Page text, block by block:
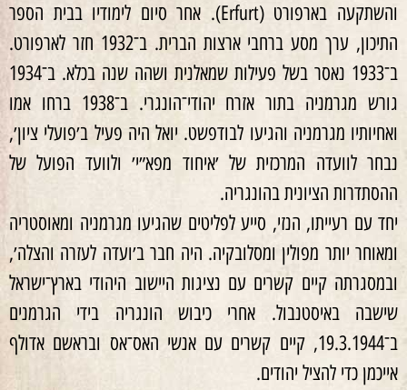
והשתקעה בארפורט (Erfurt). אחר סיום לימודיו בבית הספר
התיכון, ערך מסע ברחבי ארצות הברית. ב־1932 חזר לארפורט.
ב־1933 נאסר בשל פעילות שמאלנית ושהה שנה בכלא. ב־1934
גורש מגרמניה בתור אזרח יהודי־הונגרי. ב־1938 ברחו אמו
ואחיותיו מגרמניה והגיעו לבודפשט. יואל היה פעיל ב׳פועלי ציון׳,
נבחר לוועדה המרכזית של ׳איחוד מפא״י׳ ולוועד הפועל של
ההסתדרות הציונית בהונגריה.
יחד עם רעייתו, הנזי, סייע לפליטים שהגיעו מגרמניה ומאוסטריה
ומאוחר יותר מפולין ומסלובקיה. היה חבר ב׳ועדה לעזרה והצלה׳,
ובמסגרתה קיים קשרים עם נציגות היישוב היהודי בארץ־ישראל
שישבה באיסטנבול. אחרי כיבוש הונגריה בידי הגרמנים
ב־19.3.1944, קיים קשרים עם אנשי האס־אס ובראשם אדולף
אייכמן כדי להציל יהודים.